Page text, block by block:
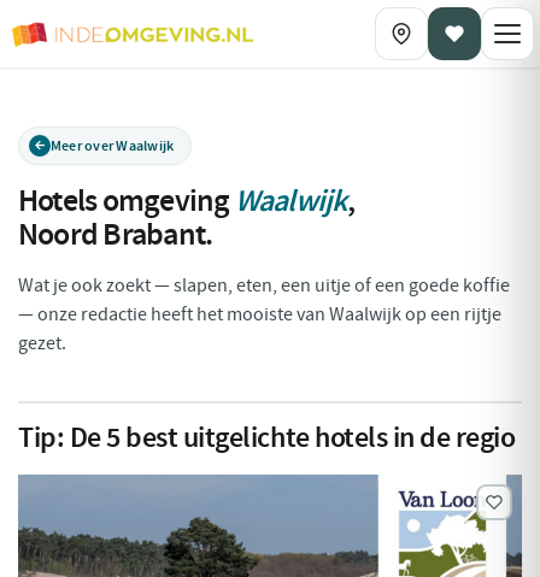
Meer over Waalwijk
Hotels omgeving Waalwijk,
Noord Brabant.
Wat je ook zoekt — slapen, eten, een uitje of een goede koffie
— onze redactie heeft het mooiste van Waalwijk op een rijtje
gezet.
Tip: De5best uitgelichte hotels in de regio